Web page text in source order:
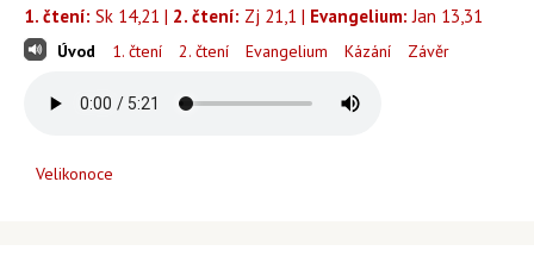
1. čtení: Sk 14,21 | 2. čtení: Zj 21,1 | Evangelium: Jan 13,31
Úvod 1. čtení 2. čtení Evangelium Kázání Závěr
Velikonoce